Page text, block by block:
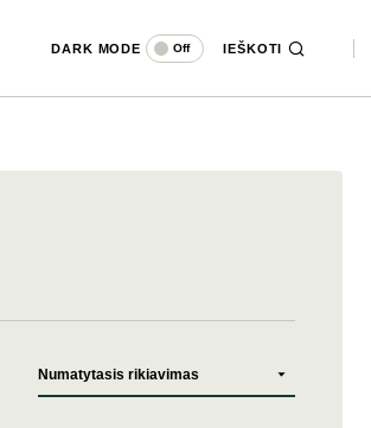
DARK MODE Off IEŠKOTI